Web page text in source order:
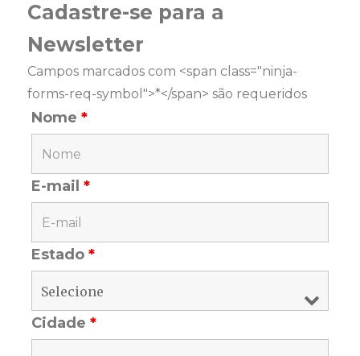
Cadastre-se para a
Newsletter
Campos marcados com <span class="ninja-
forms-req-symbol">*</span> são requeridos
Nome*
E-mail*
Estado*
Cidade*